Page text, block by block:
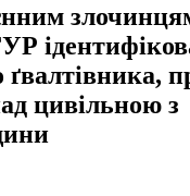
ґвалтівника,
цивільною з